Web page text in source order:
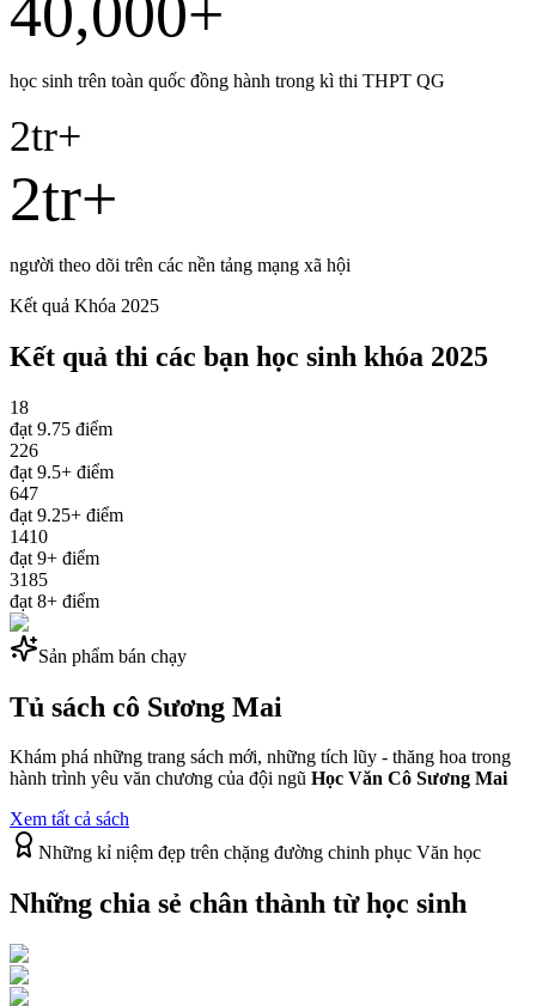
học sinh trên toàn quốc đồng hành trong kì thi THPT QG
2tr+
2tr+
người theo dõi trên các nền tảng mạng xã hội
Kết quả Khóa 2025
Kết quả thi các bạn học sinh khóa 2025
18
đạt 9.75 điểm
226
đạt 9.5+ điểm
647
đạt 9.25+ điểm
1410
đạt 9+ điểm
3185
đạt 8+ điểm
Sản phẩm bán chạy
Tủ sách cô Sương Mai
Khám phá những trang sách mới, những tích lũy - thăng hoa trong
hành trình yêu văn chương của đội ngũ Học Văn Cô Sương Mai
Xem tất cả sách
Những kỉ niệm đẹp trên chặng đường chinh phục Văn học
Những chia sẻ chân thành từ học sinh